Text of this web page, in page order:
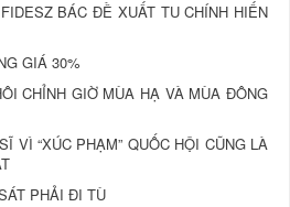
BÁC ĐỀ XUẤT TU CHÍNH HIẾN
GIÁ 30%
CHỈNH GIỜ MÙA HẠ VÀ MÙA ĐÔNG
VÌ “XÚC PHẠM” QUỐC HỘI CŨNG LÀ
PHẢI ĐI TÙ